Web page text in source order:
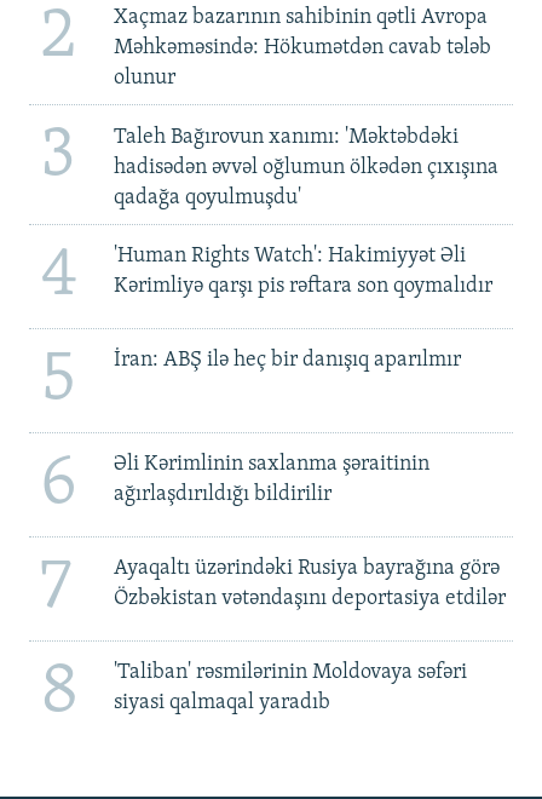
2
Xaçmaz bazarının sahibinin qətli Avropa
Məhkəməsində: Hökumətdən cavab tələb
olunur
3
Taleh Bağırovun xanımı: 'Məktəbdəki
hadisədən əvvəl oğlumun ölkədən çıxışına
qadağa qoyulmuşdu'
4
'Human Rights Watch': Hakimiyyət Əli
Kərimliyə qarşı pis rəftara son qoymalıdır
5 İran: ABŞ ilə heç bir danışıq aparılmır
6
Əli Kərimlinin saxlanma şəraitinin
ağırlaşdırıldığı bildirilir
7
Ayaqaltı üzərindəki Rusiya bayrağına görə
Özbəkistan vətəndaşını deportasiya etdilər
8
'Taliban' rəsmilərinin Moldovaya səfəri
siyasi qalmaqal yaradıb